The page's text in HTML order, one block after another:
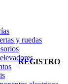
ACCEDER
REGISTRO
y ruedas